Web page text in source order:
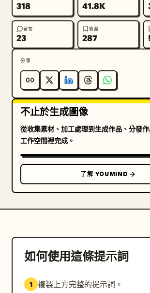
318 41.8K
留言
23
收藏
287
分享
不止於生成圖像
從收集素材、加工處理到生成作品、分發
工作空間裡完成。
了解 YOUMIND
如何使用這條提示詞
1 複製上方完整的提示詞。